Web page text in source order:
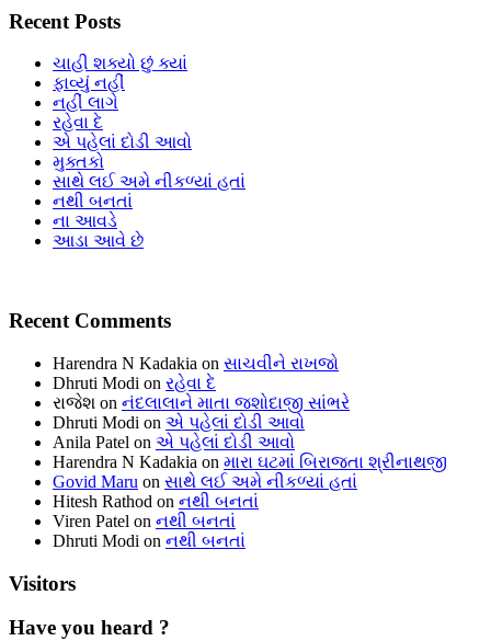
Recent Posts
ચાહી શક્યો છું ક્યાં
ફાવ્યું નહીં
નહીં લાગે
રહેવા દે
એ પહેલાં દોડી આવો
મુક્તકો
સાથે લઈ અમે નીકળ્યાં હતાં
નથી બનતાં
ના આવડે
આડા આવે છે
Recent Comments
Harendra N Kadakia on સાચવીને રાખજો
Dhruti Modi on રહેવા દે
રાજેશ on નંદલાલાને માતા જશોદાજી સાંભરે
Dhruti Modi on એ પહેલાં દોડી આવો
Anila Patel on એ પહેલાં દોડી આવો
Harendra N Kadakia on મારા ઘટમાં બિરાજતા શ્રીનાથજી
Govid Maru on સાથે લઈ અમે નીકળ્યાં હતાં
Hitesh Rathod on નથી બનતાં
Viren Patel on નથી બનતાં
Dhruti Modi on નથી બનતાં
Visitors
Have you heard ?